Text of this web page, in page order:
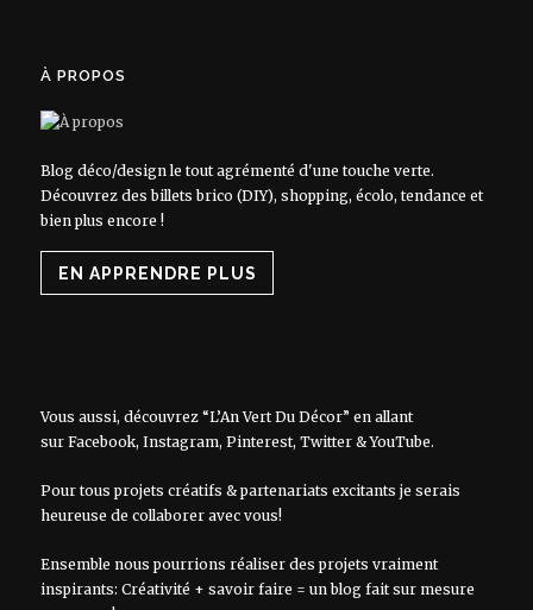
À PROPOS
Blog déco/design le tout agrémenté d'une touche verte.
Découvrez des billets brico (DIY), shopping, écolo, tendance et
bien plus encore !
EN APPRENDRE PLUS
Vous aussi, découvrez “L’An Vert Du Décor” en allant
sur Facebook, Instagram, Pinterest, Twitter&YouTube.
Pour tous projets créatifs & partenariats excitants je serais
heureuse de collaborer avec vous!
Ensemble nous pourrions réaliser des projets vraiment
inspirants: Créativité + savoir faire = un blog fait sur mesure